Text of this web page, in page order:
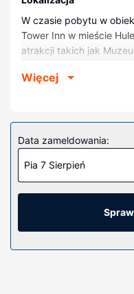
W czasie pobytu w
Tower Inn w mieście
atrakcji takich jak
atrakcji takiej jak
Poczuj się jak w domu
których wyposażenie to
Bezpłatny
łączność ze światem,
Prywatna łazienka —
prysznicem, bezpłatne
Więcej
Data zameldowania:
Pia 7 Sierpień